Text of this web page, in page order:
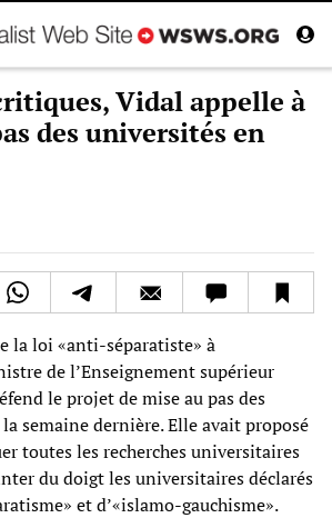
Vidal appelle à
des universités en
la loi «anti-séparatiste» à
de l’Enseignement supérieur
le projet de mise au pas des
semaine dernière. Elle avait proposé
toutes les recherches universitaires
du doigt les universitaires déclarés
et d’«islamo-gauchisme».